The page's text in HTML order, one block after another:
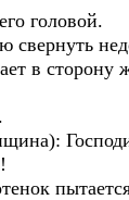
головой.
свернуть
в сторону